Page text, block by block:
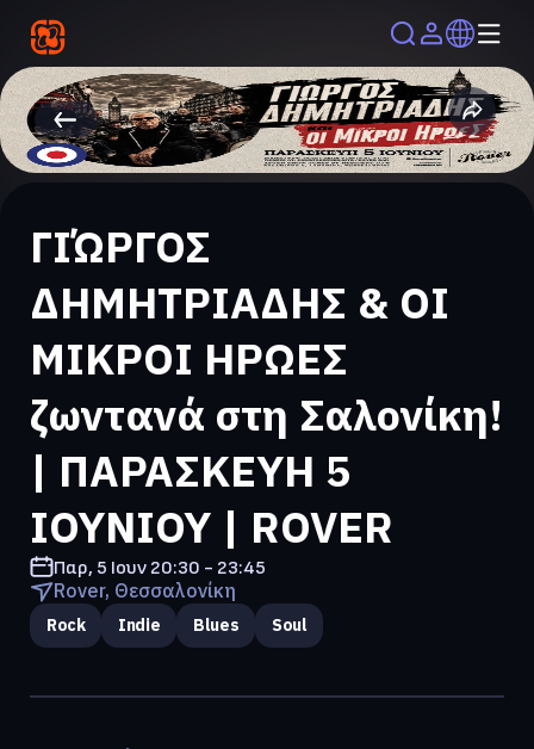
ΓΙΏΡΓΟΣ
ΔΗΜΗΤΡΙΑΔΗΣ & ΟΙ
ΜΙΚΡΟΙ ΗΡΩΕΣ
ζωντανά στη Σαλονίκη!
| ΠΑΡΑΣΚΕΥΗ 5
ΙΟΥΝΙΟΥ | ROVER
Παρ, 5 Ιουν 20:30 - 23:45
Rover, Θεσσαλονίκη
Rock Indie Blues Soul